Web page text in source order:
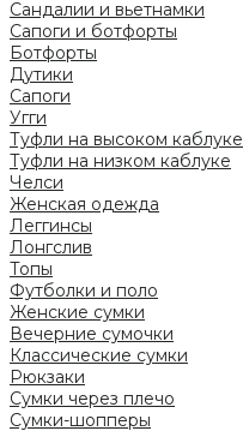
Сандалии и вьетнамки
Сапоги и ботфорты
Ботфорты
Дутики
Сапоги
Угги
Туфли на высоком каблуке
Туфли на низком каблуке
Челси
Женская одежда
Леггинсы
Лонгслив
Топы
Футболки и поло
Женские сумки
Вечерние сумочки
Классические сумки
Рюкзаки
Сумки через плечо
Сумки-шопперы